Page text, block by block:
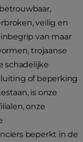
veilig en
van maar
trojaanse
schadelijke
of beperking
is onze
onze
beperkt in de